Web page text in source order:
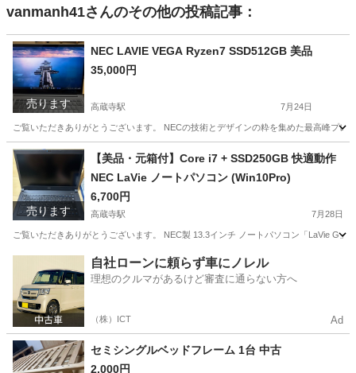
vanmanh41さんのその他の投稿記事：
売ります
NEC LAVIE VEGA Ryzen7 SSD512GB 美品
35,000円
高蔵寺駅 7月24日
ご覧いただきありがとうございます。 NECの技術とデザインの粋を集めた最高峰プ
愛知 名古屋市 高蔵寺駅 ノートパソコン
売ります
【美品・元箱付】Core i7 + SSD250GB 快適動作
NEC LaVie ノートパソコン (Win10Pro)
6,700円
高蔵寺駅 7月28日
ご覧いただきありがとうございます。 NEC製 13.3インチ ノートパソコン「LaVie G
高蔵寺駅 ノートパソコン
自社ローンに頼らず車にノレル
理想のクルマがあるけど審査に通らない方へ
（株）ICT Ad
セミシングルベッドフレーム 1台 中古
2,000円